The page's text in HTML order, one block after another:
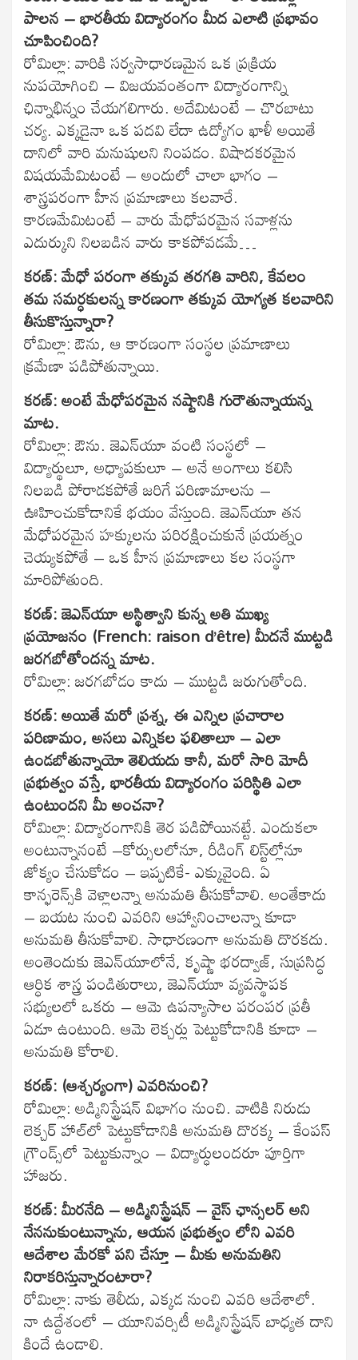
పాలన – భారతీయ విద్యారంగం మీద ఎలాటి ప్రభావం
చూపించింది?
రోమిల్లా: వారికి సర్వసాధారణమైన ఒక ప్రక్రియ
నుపయోగించి – విజయవంతంగా విద్యారంగాన్ని
ఛిన్నాభిన్నం చేయగలిగారు. అదేమిటంటే – చొరబాటు
చర్య. ఎక్కడైనా ఒక పదవి లేదా ఉద్యోగం ఖాళీ అయితే
దానిలో వారి మనుషులని నింపడం. విషాదకరమైన
విషయమేమిటంటే – అందులో చాలా భాగం –
శాస్త్రపరంగా హీన ప్రమాణాలు కలవారే.
కారణమేమిటంటే – వారు మేధోపరమైన సవాళ్లను
ఎదుర్కుని నిలబడిన వారు కాకపోవడమే…
కరణ్: మేధో పరంగా తక్కువ తరగతి వారిని, కేవలం
తమ సమర్ధకులన్న కారణంగా తక్కువ యోగ్యత కలవారిని
తీసుకొస్తున్నారా?
రోమిల్లా: ఔను, ఆ కారణంగా సంస్థల ప్రమాణాలు
క్రమేణా పడిపోతున్నాయి.
కరణ్: అంటే మేధోపరమైన నష్టానికి గురౌతున్నాయన్న
మాట.
రోమిల్లా: ఔను. జెఎన్‌యూ వంటి సంస్థలో –
విద్యార్థులూ, అధ్యాపకులూ – అనే అంగాలు కలిసి
నిలబడి పోరాడకపోతే జరిగే పరిణామాలను –
ఊహించుకోడానికే భయం వేస్తుంది. జెఎన్‌యూ తన
మేధోపరమైన హక్కులను పరిరక్షించుకునే ప్రయత్నం
చెయ్యకపోతే – ఒక హీన ప్రమాణాలు కల సంస్థగా
మారిపోతుంది.
కరణ్: జెఎన్‌యూ అస్థిత్వాని కున్న అతి ముఖ్య
ప్రయోజనం (French: raison d’être) మీదనే ముట్టడి
జరగబోతోందన్న మాట.
రోమిల్లా: జరగబోడం కాదు – ముట్టడి జరుగుతోంది.
కరణ్: అయితే మరో ప్రశ్న, ఈ ఎన్నిల ప్రచారాల
పరిణామం, అసలు ఎన్నికల ఫలితాలూ – ఎలా
ఉండబోతున్నాయో తెలియదు కానీ, మరో సారి మోదీ
ప్రభుత్వం వస్తే, భారతీయ విద్యారంగం పరిస్థితి ఎలా
ఉంటుందని మీ అంచనా?
రోమిల్లా: విద్యారంగానికి తెర పడిపోయినట్టే. ఎందుకలా
అంటున్నానంటే –కోర్సులలోనూ, రీడింగ్ లిస్ట్‌ల్లోనూ
జోక్యం చేసుకోడం – ఇప్పటికే- ఎక్కువైంది. ఏ
కాన్ఫరెన్స్‌కి వెళ్లాలన్నా అనుమతి తీసుకోవాలి. అంతేకాదు
– బయట నుంచి ఎవరిని ఆహ్వానించాలన్నా కూడా
అనుమతి తీసుకోవాలి. సాధారణంగా అనుమతి దొరకదు.
అంతెందుకు జెఎన్‌యూలోనే, కృష్ణా భరద్వాజ్, సుప్రసిద్ధ
ఆర్ధిక శాస్త్ర పండితురాలు, జెఎన్‌యూ వ్యవస్థాపక
సభ్యులలో ఒకరు – ఆమె ఉపన్యాసాల పరంపర ప్రతీ
ఏడూ ఉంటుంది. ఆమె లెక్చర్లు పెట్టుకోడానికి కూడా –
అనుమతి కోరాలి.
కరణ్: (ఆశ్చర్యంగా) ఎవరినుంచి?
రోమిల్లా: అడ్మినిస్ట్రేషన్ విభాగం నుంచి. వాటికి నిరుడు
లెక్చర్ హాల్‌లో పెట్టుకోడానికి అనుమతి దొరక్క – కేంపస్
గ్రౌండ్స్‌లో పెట్టుకున్నాం – విద్యార్ధులందరూ పూర్తిగా
హాజరు.
కరణ్: మీరనేది – అడ్మినిస్ట్రేషన్ – వైస్ ఛాన్సలర్ అని
నేననుకుంటున్నాను, ఆయన ప్రభుత్వం లోని ఎవరి
ఆదేశాల మేరకో పని చేస్తూ – మీకు అనుమతిని
నిరాకరిస్తున్నారంటారా?
రోమిల్లా: నాకు తెలీదు, ఎక్కడ నుంచి ఎవరి ఆదేశాలో.
నా ఉద్దేశంలో – యూనివర్సిటీ అడ్మినిస్ట్రేషన్ బాధ్యత దాని
కిందే ఉండాలి.